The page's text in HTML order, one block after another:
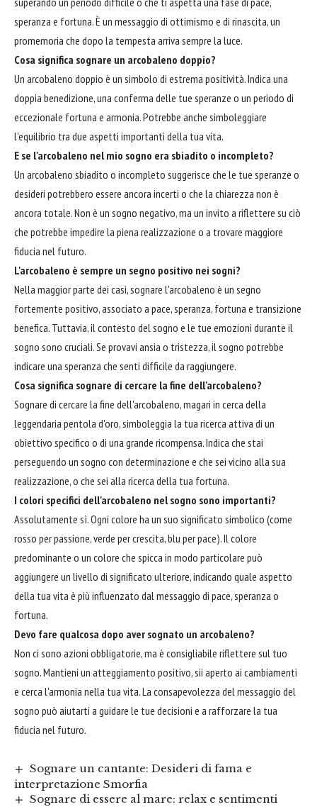
speranza e fortuna. È un messaggio di ottimismo e di rinascita, un
promemoria che dopo la tempesta arriva sempre la luce.
Cosa significa sognare un arcobaleno doppio?
Un arcobaleno doppio è un simbolo di estrema positività. Indica una
doppia benedizione, una conferma delle tue speranze o un periodo di
eccezionale fortuna e armonia. Potrebbe anche simboleggiare
l'equilibrio tra due aspetti importanti della tua vita.
E se l'arcobaleno nel mio sogno era sbiadito o incompleto?
Un arcobaleno sbiadito o incompleto suggerisce che le tue speranze o
desideri potrebbero essere ancora incerti o che la chiarezza non è
ancora totale. Non è un sogno negativo, ma un invito a riflettere su ciò
che potrebbe impedire la piena realizzazione o a trovare maggiore
fiducia nel futuro.
L'arcobaleno è sempre un segno positivo nei sogni?
Nella maggior parte dei casi, sognare l'arcobaleno è un segno
fortemente positivo, associato a pace, speranza, fortuna e transizione
benefica. Tuttavia, il contesto del sogno e le tue emozioni durante il
sogno sono cruciali. Se provavi ansia o tristezza, il sogno potrebbe
indicare una speranza che senti difficile da raggiungere.
Cosa significa sognare di cercare la fine dell'arcobaleno?
Sognare di cercare la fine dell'arcobaleno, magari in cerca della
leggendaria pentola d'oro, simboleggia la tua ricerca attiva di un
obiettivo specifico o di una grande ricompensa. Indica che stai
perseguendo un sogno con determinazione e che sei vicino alla sua
realizzazione, o che sei alla ricerca della tua fortuna.
I colori specifici dell'arcobaleno nel sogno sono importanti?
Assolutamente sì. Ogni colore ha un suo significato simbolico (come
rosso per passione, verde per crescita, blu per pace). Il colore
predominante o un colore che spicca in modo particolare può
aggiungere un livello di significato ulteriore, indicando quale aspetto
della tua vita è più influenzato dal messaggio di pace, speranza o
fortuna.
Devo fare qualcosa dopo aver sognato un arcobaleno?
Non ci sono azioni obbligatorie, ma è consigliabile riflettere sul tuo
sogno. Mantieni un atteggiamento positivo, sii aperto ai cambiamenti
e cerca l'armonia nella tua vita. La consapevolezza del messaggio del
sogno può aiutarti a guidare le tue decisioni e a rafforzare la tua
fiducia nel futuro.
Sognare un cantante: Desideri di fama e
interpretazione Smorfia
Sognare di essere al mare: relax e sentimenti